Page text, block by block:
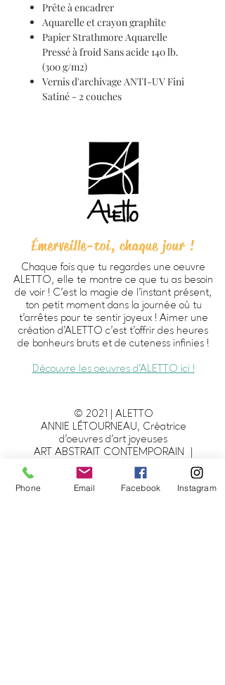
Prête à encadrer
Aquarelle et crayon graphite
Papier Strathmore Aquarelle
Pressé à froid Sans acide 140 lb.
(300 g/m2)
Vernis d'archivage ANTI-UV Fini
Satiné - 2 couches
Émerveille-toi, chaque jour !
Chaque fois que tu regardes une oeuvre
ALETTO, elle te montre ce que tu as besoin
de voir ! C’est la magie de l’instant présent,
ton petit moment dans la journée où tu
t’arrêtes pour te sentir joyeux ! Aimer une
création d'ALETTO c’est t’offrir des heures
de bonheurs bruts et de cuteness infinies !
Découvre les oeuvres d'ALETTO ici !
© 2021 | ALETTO
ANNIE LÉTOURNEAU, Créatrice
d'oeuvres d'art joyeuses
ART ABSTRAIT CONTEMPORAIN |
AQUARELLE - MÉDIAS MIXTES
info@alettoart.com
819-692-3632
Phone Email Facebook Instagram